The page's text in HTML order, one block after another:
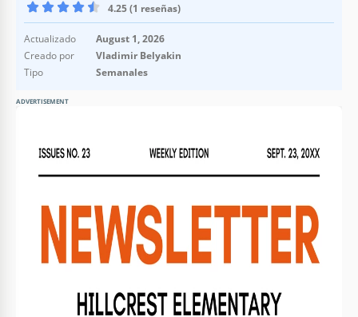
4.25 (1 reseñas)
Actualizado
August 1, 2026
Creado por
Vladimir Belyakin
Tipo
Semanales
ADVERTISEMENT